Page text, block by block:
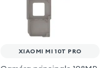
XIAOMI MI 10T PRO